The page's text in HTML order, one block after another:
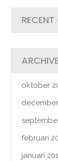
oktober
februari
januari